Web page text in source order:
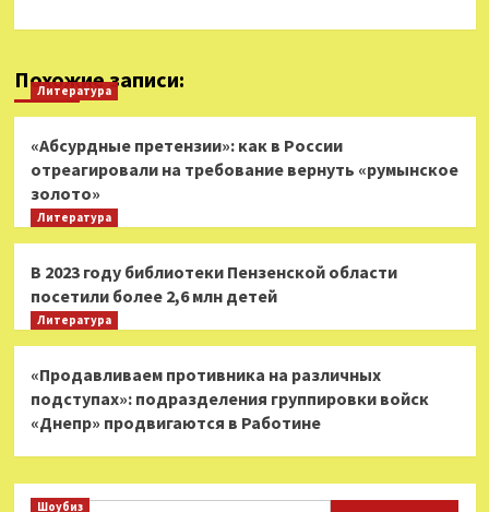
Похожие записи:
Литература
«Абсурдные претензии»: как в России
отреагировали на требование вернуть «румынское
золото»
Литература
В 2023 году библиотеки Пензенской области
посетили более 2,6 млн детей
Литература
«Продавливаем противника на различных
подступах»: подразделения группировки войск
«Днепр» продвигаются в Работине
Шоубиз